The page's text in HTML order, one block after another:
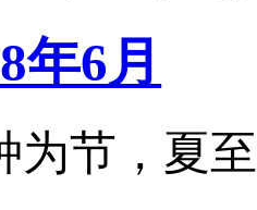
年6月
为节，夏